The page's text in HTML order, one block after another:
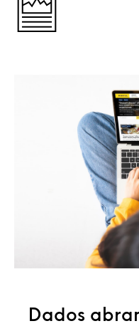
Dados